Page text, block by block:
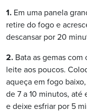
1. Em uma panela
retire do fogo e
descansar por 20
2. Bata as gemas
leite aos poucos.
aqueça em fogo
de 7 a 10 minutos,
e deixe esfriar por 5